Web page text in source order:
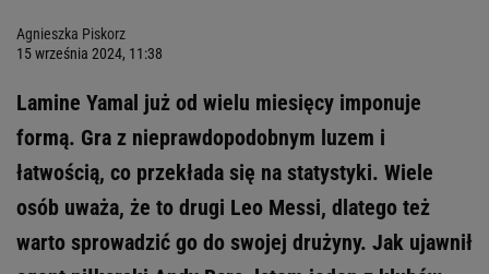
Agnieszka Piskorz
15 września 2024, 11:38
Lamine Yamal już od wielu miesięcy imponuje
formą. Gra z nieprawdopodobnym luzem i
łatwością, co przekłada się na statystyki. Wiele
osób uważa, że to drugi Leo Messi, dlatego też
warto sprowadzić go do swojej drużyny. Jak ujawnił